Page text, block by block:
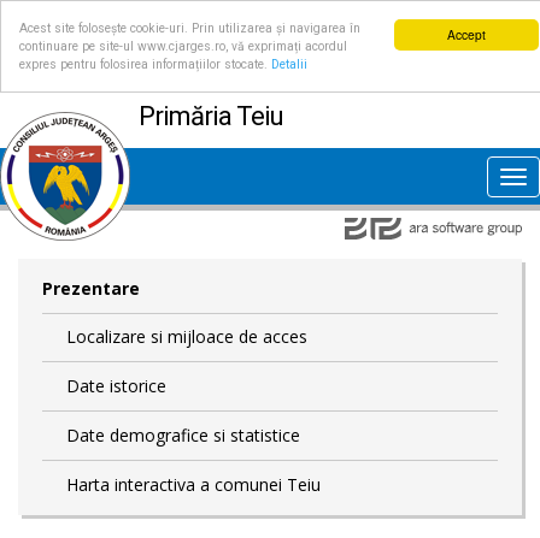
Accept
Acest site folosește cookie-uri. Prin utilizarea și navigarea în
continuare pe site-ul www.cjarges.ro, vă exprimați acordul
expres pentru folosirea informațiilor stocate.
Detalii
Primăria Teiu
Prezentare
Localizare si mijloace de acces
Date istorice
Date demografice si statistice
Harta interactiva a comunei Teiu